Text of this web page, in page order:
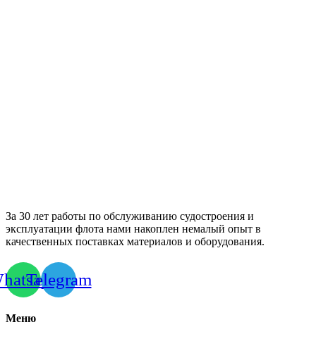
За 30 лет работы по обслуживанию судостроения и
эксплуатации флота нами накоплен немалый опыт в
качественных поставках материалов и оборудования.
Telegram
Меню